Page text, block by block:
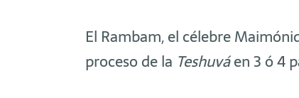
El Rambam, el célebre
proceso de la Teshuváen 3 ó 4